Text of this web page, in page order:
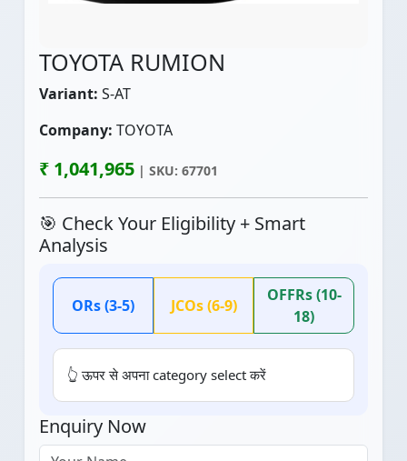
TOYOTA RUMION
Variant: S-AT
Company: TOYOTA
₹ 1,041,965 | SKU: 67701
🎯 Check Your Eligibility + Smart
Analysis
ORs (3-5) JCOs (6-9)
OFFRs (10-
18)
👆 ऊपर से अपना category select करें
Enquiry Now